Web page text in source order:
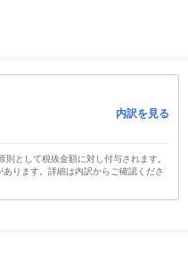
内訳を見る
として税抜金額に対し付与されます。
ります。詳細は内訳からご確認くださ